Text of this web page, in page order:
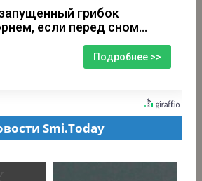
грибок
если перед сном…
Подробнее >>